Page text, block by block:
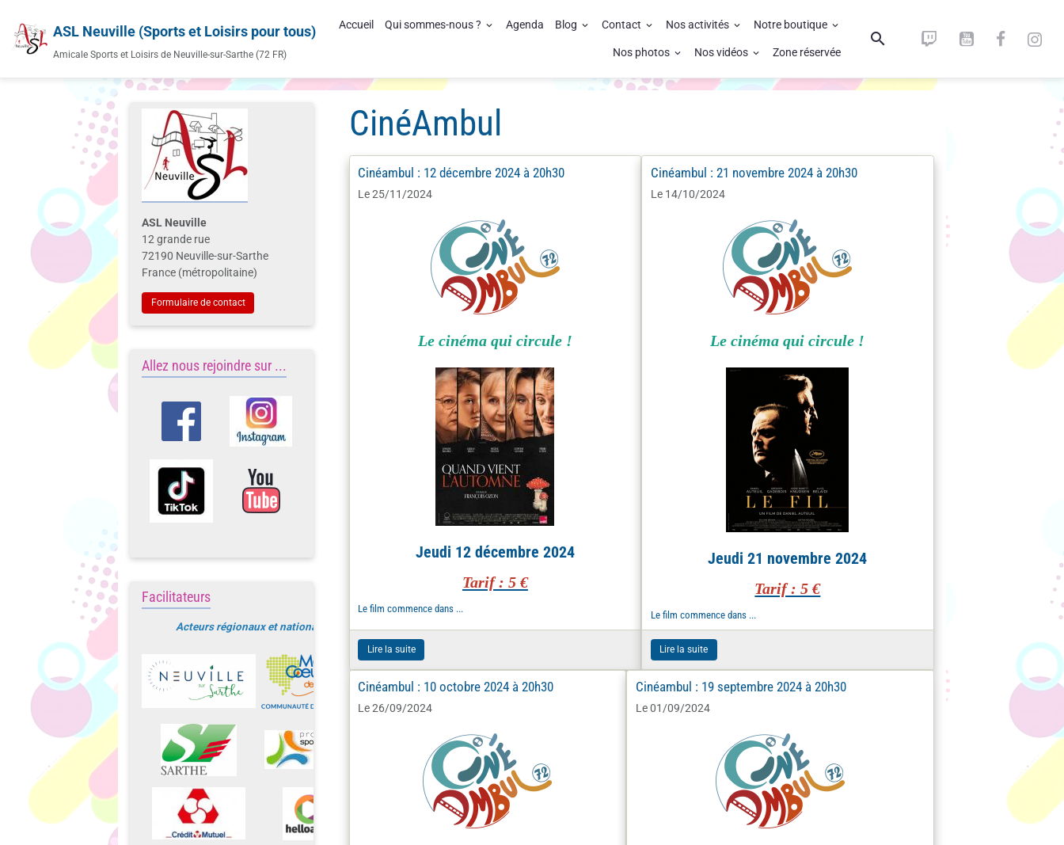
ASL Neuville (Sports et Loisirs pour tous)
Amicale Sports et Loisirs de Neuville-sur-Sarthe (72 FR)
Accueil Qui sommes-nous ? Agenda Blog Contact Nos activités Notre boutique
Nos photos Nos vidéos Zone réservée
CinéAmbul
Cinéambul : 12 décembre 2024 à 20h30
Le 25/11/2024
Le cinéma qui circule !
Jeudi 12 décembre 2024
Tarif : 5 €
Le film commence dans ...
Lire la suite
Cinéambul : 21 novembre 2024 à 20h30
Le 14/10/2024
Le cinéma qui circule !
Jeudi 21 novembre 2024
Tarif : 5 €
Le film commence dans ...
Lire la suite
Cinéambul : 10 octobre 2024 à 20h30
Le 26/09/2024
Cinéambul : 19 septembre 2024 à 20h30
Le 01/09/2024
ASL Neuville
12 grande rue
72190 Neuville-sur-Sarthe
France (métropolitaine)
Formulaire de contact
Allez nous rejoindre sur ...
Facilitateurs
Acteurs régionaux et nationaux